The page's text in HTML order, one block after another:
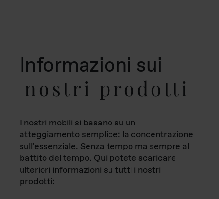
Informazioni sui
nostri prodotti
I nostri mobili si basano su un
atteggiamento semplice: la concentrazione
sull'essenziale. Senza tempo ma sempre al
battito del tempo. Qui potete scaricare
ulteriori informazioni su tutti i nostri
prodotti: